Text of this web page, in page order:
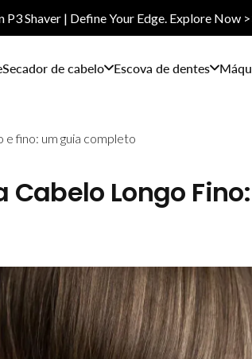
P3 Shaver | Define Your Edge. Explore Now
Secador de cabelo Escova de dentes
fino: um guia completo
Longo Fino: